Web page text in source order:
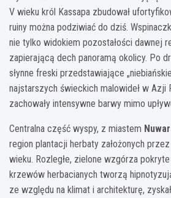
V wieku król Kassapa zbudował
ruiny można podziwiać do dziś.
nie tylko widokiem pozostałości dawnej
zapierającą dech panoramą okolicy. Po
słynne freski przedstawiające
najstarszych świeckich malowideł w Azji
zachowały intensywne barwy mimo
Centralna część wyspy, z miastem
region plantacji herbaty założonych
wieku. Rozległe, zielone wzgórza
krzewów herbacianych tworzą
ze względu na klimat i architekturę,